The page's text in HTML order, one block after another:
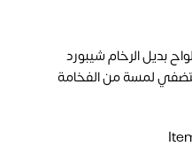
بديل الرخام شيبورد
122 × 280 سم، لتضفي لمسة من الفخامة